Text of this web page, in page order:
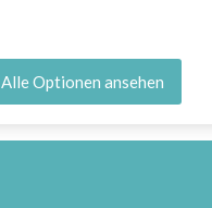
Alle Optionen ansehen